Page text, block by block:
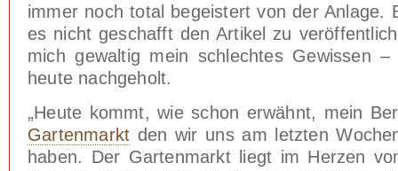
immer noch total begeistert von der Anlage.
es nicht geschafft den Artikel zu
mich gewaltig mein schlechtes Gewissen
heute nachgeholt.
„Heute kommt, wie schon erwähnt, mein
Gartenmarkt den wir uns am letzten
haben. Der Gartenmarkt liegt im Herzen